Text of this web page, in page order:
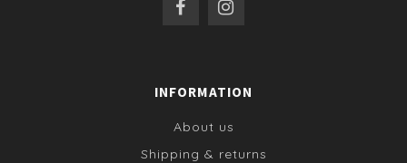
INFORMATION
About us
Shipping & returns